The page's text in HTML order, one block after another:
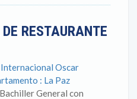
DE RESTAURANTE
Oscar
: La Paz
General con